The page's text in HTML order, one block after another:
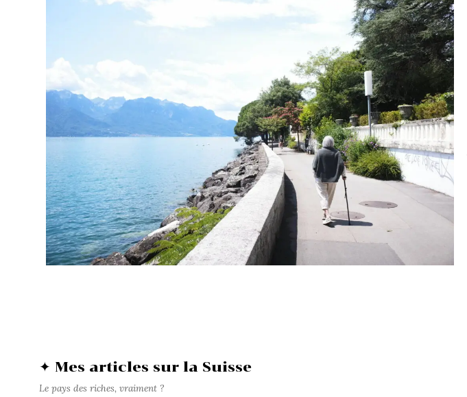
✦ Mes articles sur la Suisse
Le pays des riches, vraiment ?